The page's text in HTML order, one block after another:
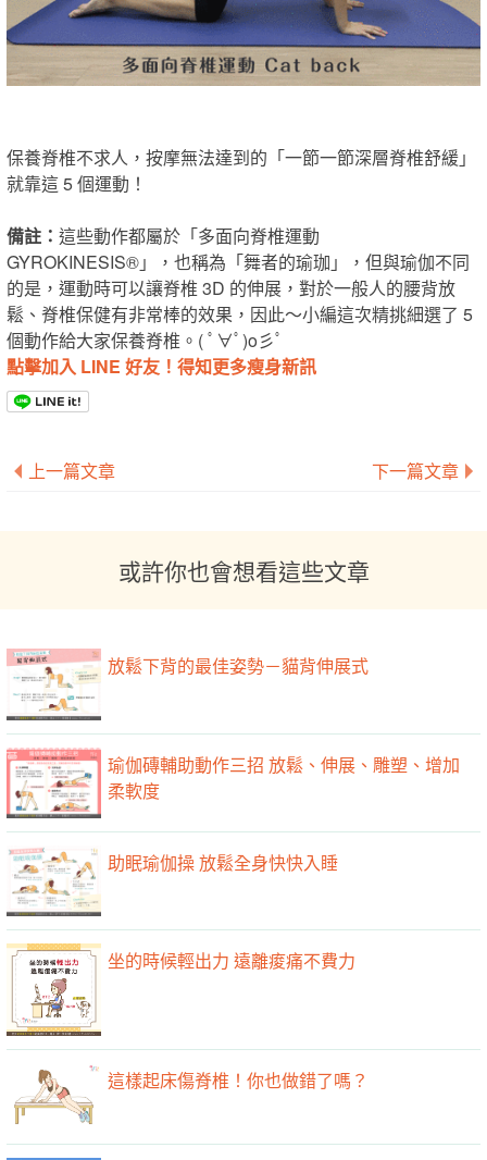
保養脊椎不求人，按摩無法達到的「一節一節深層脊椎舒緩」
就靠這 5 個運動！
備註： 這些動作都屬於「多面向脊椎運動
GYROKINESIS®」，也稱為「舞者的瑜珈」，但與瑜伽不同
的是，運動時可以讓脊椎 3D 的伸展，對於一般人的腰背放
鬆、脊椎保健有非常棒的效果，因此～小編這次精挑細選了 5
個動作給大家保養脊椎。( ﾟ∀ﾟ)o彡ﾟ
點擊加入 LINE 好友！得知更多瘦身新訊
上一篇文章 下一篇文章
或許你也會想看這些文章
放鬆下背的最佳姿勢－貓背伸展式
瑜伽磚輔助動作三招 放鬆、伸展、雕塑、增加
柔軟度
助眠瑜伽操 放鬆全身快快入睡
坐的時候輕出力 遠離痠痛不費力
這樣起床傷脊椎！你也做錯了嗎？